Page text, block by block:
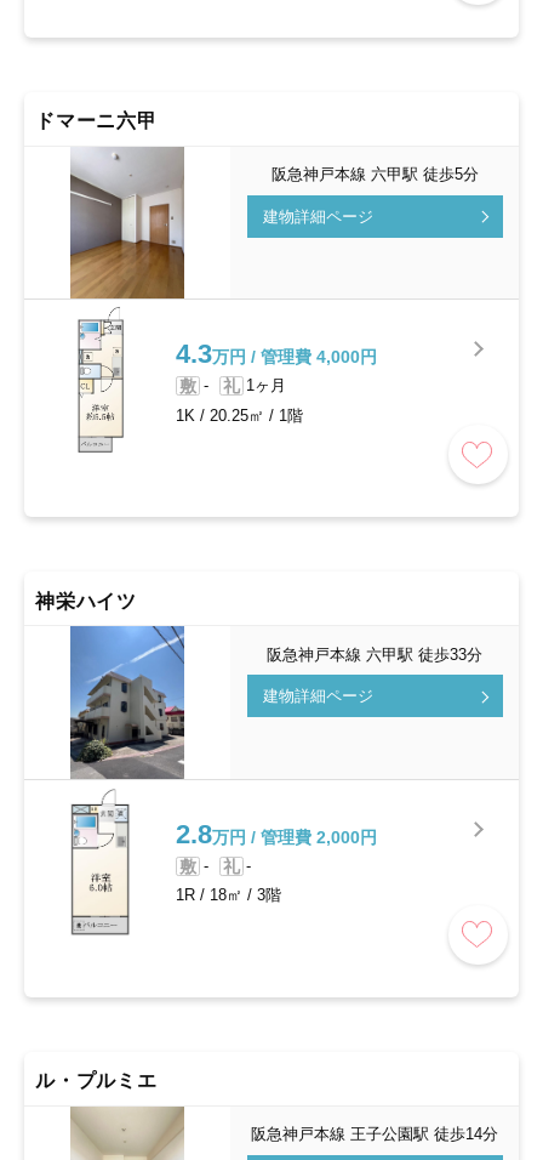
ドマーニ六甲
阪急神戸本線 六甲駅 徒歩5分
建物詳細ページ
4.3万円 / 管理費 4,000円
敷 - 礼 1ヶ月
1K/ 20.25㎡/ 1階
神栄ハイツ
阪急神戸本線 六甲駅 徒歩33分
建物詳細ページ
2.8万円 / 管理費 2,000円
敷 - 礼 -
1R/ 18㎡/ 3階
ル・プルミエ
阪急神戸本線 王子公園駅 徒歩14分